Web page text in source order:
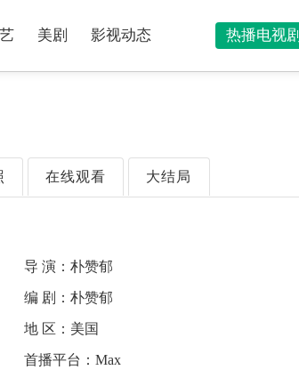
美剧 影视动态 热播电视剧
在线观看 大结局
导 演：朴赞郁
编 剧：朴赞郁
地 区： 美国
首播平台：Max